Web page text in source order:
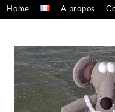
Skip
to
Home A propos